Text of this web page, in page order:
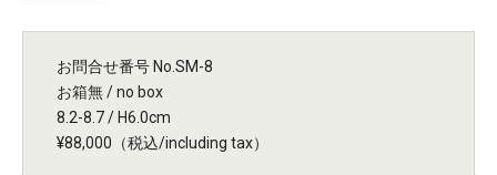
お問合せ番号 No.SM-8
お箱無 / no box
8.2-8.7 / H6.0cm
¥88,000（税込/including tax）